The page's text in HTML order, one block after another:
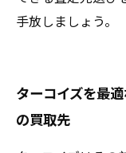
手放しましょう。
ターコイズを最
の買取先